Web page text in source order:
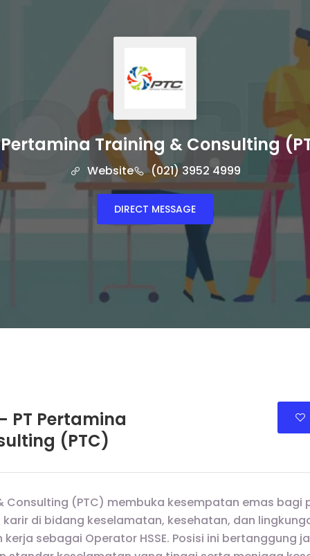
Pertamina Training & Consulting
Website (021) 3952 4999
DIRECT MESSAGE
PT Pertamina
(PTC)
Consulting (PTC) membuka kesempatan emas bagi
di bidang keselamatan, kesehatan, dan
sebagai Operator HSSE. Posisi ini bertanggung